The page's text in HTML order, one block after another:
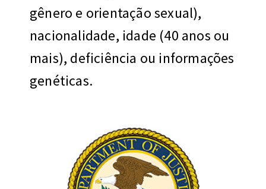
gênero e orientação sexual),
nacionalidade, idade (40 anos ou
mais), deficiência ou informações
genéticas.